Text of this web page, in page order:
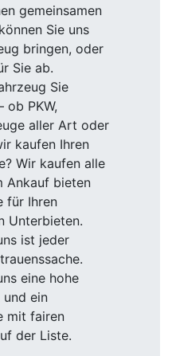
gemeinsamen
Sie uns
bringen, oder
Sie ab.
Sie
ob PKW,
aller Art oder
kaufen Ihren
Wir kaufen alle
Ankauf bieten
für Ihren
Unterbieten.
ist jeder
eine hohe
und ein
mit fairen
der Liste.